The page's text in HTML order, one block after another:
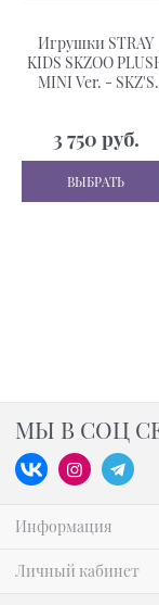
Игрушки STRAY
KIDS SKZOO
MINI Ver. - SKZ'S
3 750 руб.
ВЫБРАТЬ
МЫ В СОЦ
Информация
Личный кабинет